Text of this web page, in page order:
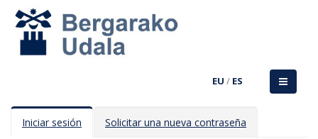
EU / ES
Solapas principales
Iniciar sesión (solapaSolicitar una nueva contraseña